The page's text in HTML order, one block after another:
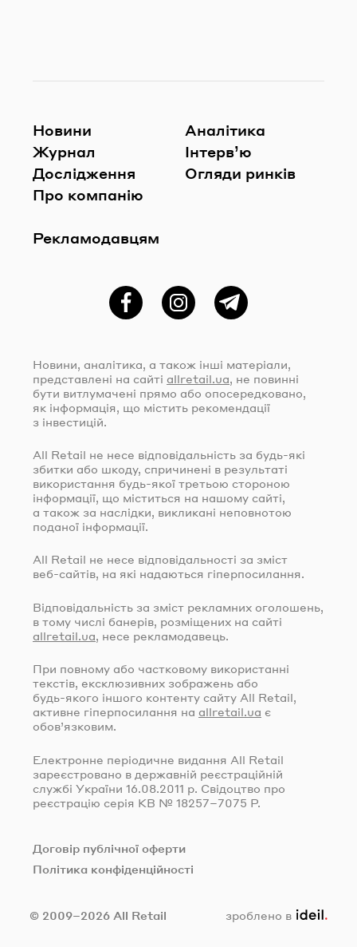
Новини
Журнал
Дослідження
Про компанію
Рекламодавцям
Аналітика
Інтерв’ю
Огляди ринків
ФейсбукInstagramTelegram
Новини, аналітика, а також інші матеріали,
представлені на сайті allretail.ua , не повинні
бути витлумачені прямо або опосередковано,
як інформація, що містить рекомендації
з інвестицій.
All Retail не несе відповідальність за будь-які
збитки або шкоду, спричинені в результаті
використання будь-якої третьою стороною
інформації, що міститься на нашому сайті,
а також за наслідки, викликані неповнотою
поданої інформації.
All Retail не несе відповідальності за зміст
веб-сайтів, на які надаються гіперпосилання.
Відповідальність за зміст рекламних оголошень,
в тому числі банерів, розміщених на сайті
allretail.ua, несе рекламодавець.
При повному або частковому використанні
текстів, ексклюзивних зображень або
будь-якого іншого контенту сайту All Retail,
активне гіперпосилання на allretail.ua є
обов’язковим.
Електронне періодичне видання All Retail
зареєстровано в державній реєстраційній
службі України 16.08.2011 р. Свідоцтво про
реєстрацію серія КВ № 18257–7075 Р.
Договір публічної оферти
Політика конфіденційності
© 2009–2026 All Retail зроблено в ideil.